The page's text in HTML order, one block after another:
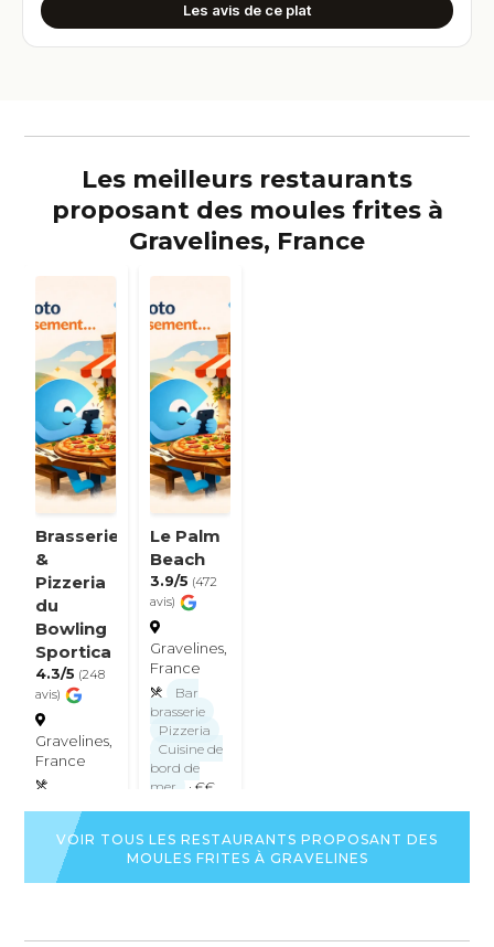
Les avis de ce plat
Les meilleurs restaurants
proposant des moules frites à
Gravelines, France
Brasserie
&
Pizzeria
du
Bowling
Sportica
4.3/5 (248
avis)
Gravelines,
France
Pizzeria
Cuisine
familiale
Le Palm
Beach
3.9/5 (472
avis)
Gravelines,
France
Bar
brasserie
Pizzeria
Cuisine de
bord de
mer
· €€
LA
FICHE
VOIR TOUS LES RESTAURANTS PROPOSANT DES
MOULES FRITES À GRAVELINES